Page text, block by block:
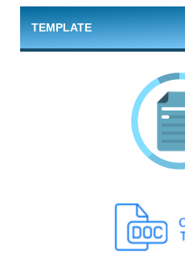
TEMPLATE